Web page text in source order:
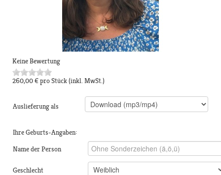
Keine Bewertung
260,00 €pro Stück(inkl. MwSt.)
Auslieferung als
Ihre Geburts-Angaben:
Name der Person
Geschlecht